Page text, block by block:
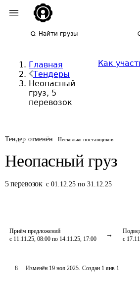
Найти грузы
Главная
Тендеры
Неопасный
груз, 5
перевозок
Как
Тендер отменён Несколько поставщиков
Неопасный груз
5 перевозок с 01.12.25 по 31.12.25
Приём предложений
с 11.11.25, 08:00 по 14.11.25, 17:00
с
8 Изменён 19 ноя 2025. Создан 1 янв 1